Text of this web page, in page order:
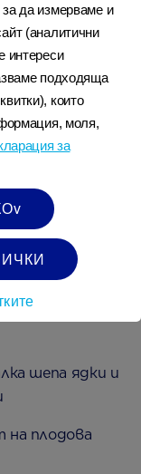
ястияе
че бебето
които са
развитие,
за сладки или
се да
плодове
филийки с
тост
шепа ядки и
на плодова
да измерваме и
(аналитични
интереси
подходяща
които
моля,
за